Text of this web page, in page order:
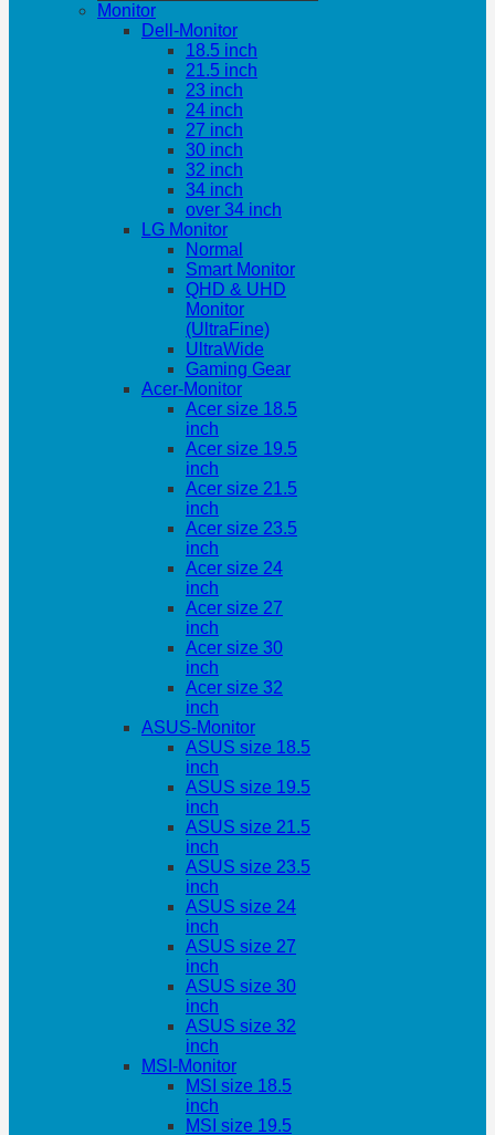
Monitor
Dell-Monitor
18.5 inch
21.5 inch
23 inch
24 inch
27 inch
30 inch
32 inch
34 inch
over 34 inch
LG Monitor
Normal
Smart Monitor
QHD & UHD
Monitor
(UltraFine)
UltraWide
Gaming Gear
Acer-Monitor
Acer size 18.5
inch
Acer size 19.5
inch
Acer size 21.5
inch
Acer size 23.5
inch
Acer size 24
inch
Acer size 27
inch
Acer size 30
inch
Acer size 32
inch
ASUS-Monitor
ASUS size 18.5
inch
ASUS size 19.5
inch
ASUS size 21.5
inch
ASUS size 23.5
inch
ASUS size 24
inch
ASUS size 27
inch
ASUS size 30
inch
ASUS size 32
inch
MSI-Monitor
MSI size 18.5
inch
MSI size 19.5